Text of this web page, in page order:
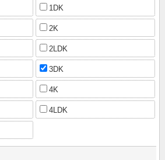
1DK
2K
2LDK
3DK
4K
4LDK